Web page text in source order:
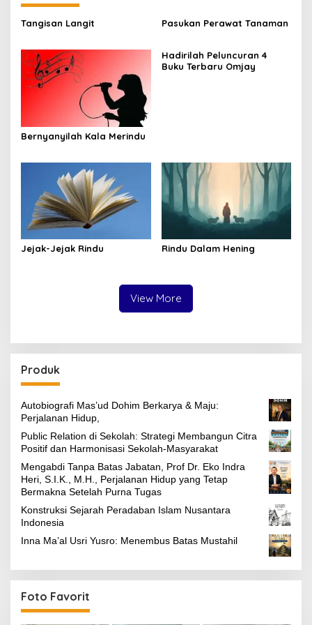
Tangisan Langit Pasukan Perawat Tanaman
Bernyanyilah Kala Merindu
Hadirilah Peluncuran 4
Buku Terbaru Omjay
Jejak-Jejak Rindu Rindu Dalam Hening
View More
Produk
Autobiografi Mas’ud Dohim Berkarya & Maju:
Perjalanan Hidup,
Public Relation di Sekolah: Strategi Membangun Citra
Positif dan Harmonisasi Sekolah-Masyarakat
Mengabdi Tanpa Batas Jabatan, Prof Dr. Eko Indra
Heri, S.I.K., M.H., Perjalanan Hidup yang Tetap
Bermakna Setelah Purna Tugas
Konstruksi Sejarah Peradaban Islam Nusantara
Indonesia
Inna Ma’al Usri Yusro: Menembus Batas Mustahil
Foto Favorit